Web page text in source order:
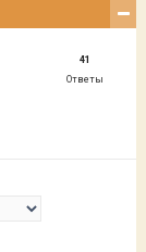
41
Ответы